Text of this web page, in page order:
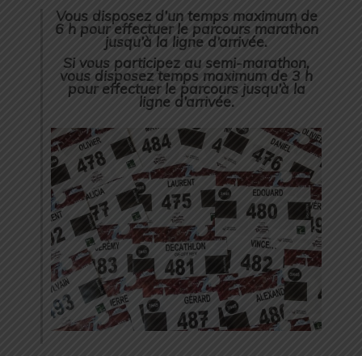
Vous disposez d’un temps maximum de
6 h pour effectuer le parcours marathon
jusqu’à la ligne d’arrivée.
Si vous participez au semi-marathon,
vous disposez temps maximum de 3 h
pour effectuer le parcours jusqu’à la
ligne d’arrivée.